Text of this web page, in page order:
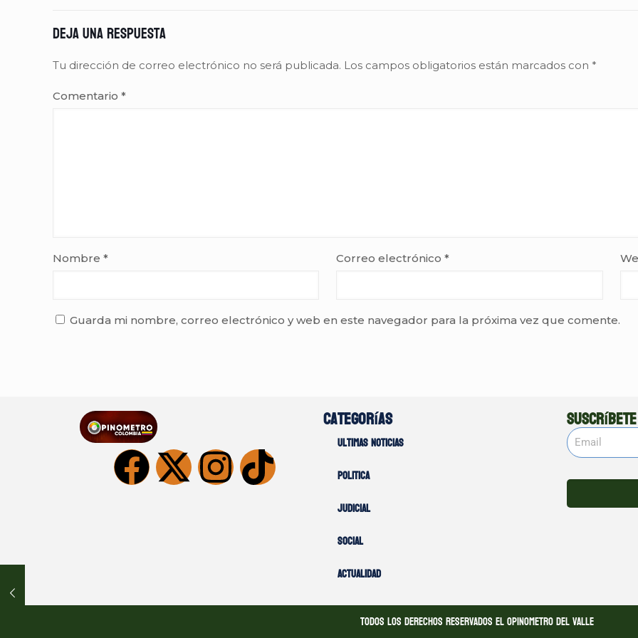
Deja una respuesta
Tu dirección de correo electrónico no será publicada. Los campos obligatorios están marcados con *
Comentario *
Nombre * Correo electrónico*
Guarda mi nombre, correo electrónico y web en este navegador para la próxima vez que comente.
Categorías
Ultimas noticias
Politica
Judicial
Social
Actualidad
Todos los derechos reservados El opinometro del valle